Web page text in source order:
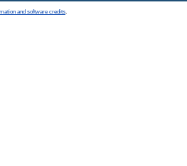
and software credits